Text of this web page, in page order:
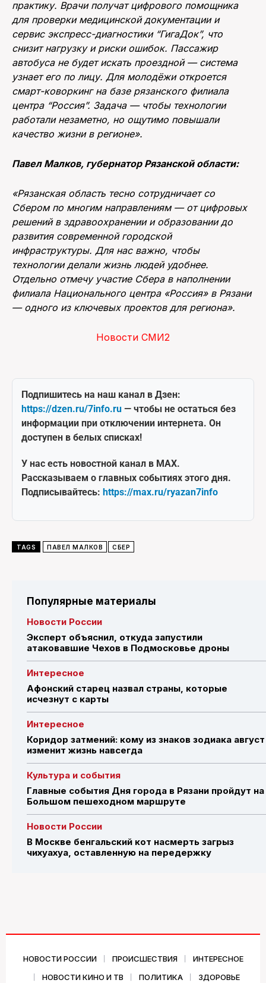
практику. Врачи получат цифрового помощника
для проверки медицинской документации и
сервис экспресс-диагностики “ГигаДок”, что
снизит нагрузку и риски ошибок. Пассажир
автобуса не будет искать проездной — система
узнает его по лицу. Для молодёжи откроется
смарт-коворкинг на базе рязанского филиала
центра “Россия”. Задача — чтобы технологии
работали незаметно, но ощутимо повышали
качество жизни в регионе».
Павел Малков, губернатор Рязанской области:
«Рязанская область тесно сотрудничает со
Сбером по многим направлениям — от цифровых
решений в здравоохранении и образовании до
развития современной городской
инфраструктуры. Для нас важно, чтобы
технологии делали жизнь людей удобнее.
Отдельно отмечу участие Сбера в наполнении
филиала Национального центра «Россия» в Рязани
— одного из ключевых проектов для региона».
Новости СМИ2
Подпишитесь на наш канал в Дзен:
https://dzen.ru/7info.ru — чтобы не остаться без
информации при отключении интернета. Он
доступен в белых списках!
У нас есть новостной канал в MAX.
Рассказываем о главных событиях этого дня.
Подписывайтесь: https://max.ru/ryazan7info
TAGS ПАВЕЛ МАЛКОВ СБЕР
Популярные материалы
Новости России
Эксперт объяснил, откуда запустили
атаковавшие Чехов в Подмосковье дроны
Интересное
Афонский старец назвал страны, которые
исчезнут с карты
Интересное
Коридор затмений: кому из знаков зодиака август
изменит жизнь навсегда
Культура и события
Главные события Дня города в Рязани пройдут на
Большом пешеходном маршруте
Новости России
В Москве бенгальский кот насмерть загрыз
чихуахуа, оставленную на передержку
НОВОСТИ РОССИИ ПРОИСШЕСТВИЯ
ИНТЕРЕСНОЕ
НОВОСТИ КИНО И ТВ
ПОЛИТИКА ЗДОРОВЬЕ